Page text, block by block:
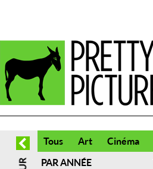
Tous Art Cinéma
PAR ANNÉE